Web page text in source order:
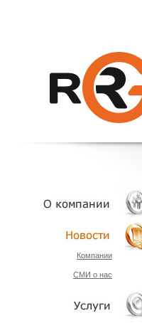
О КОМПАНИИ
НОВОСТИ
Компании
СМИ о нас